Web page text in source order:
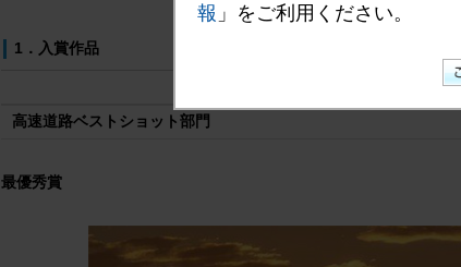
報 」をご利用ください。
1．入賞作品
高速道路ベストショット部門
最優秀賞